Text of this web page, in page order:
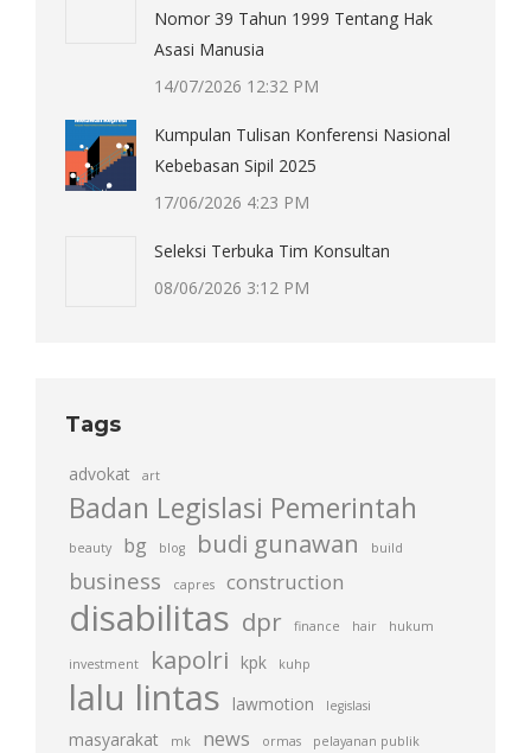
Nomor 39 Tahun 1999 Tentang Hak
Asasi Manusia
14/07/2026 12:32 PM
Kumpulan Tulisan Konferensi Nasional
Kebebasan Sipil 2025
17/06/2026 4:23 PM
Seleksi Terbuka Tim Konsultan
08/06/2026 3:12 PM
Tags
advokat art
Badan Legislasi Pemerintah
beauty bg blog budi gunawan build
business capres construction
disabilitas dpr finance hair hukum
investment kapolri kpk kuhp
lalu lintas lawmotion legislasi
masyarakat mk news ormas pelayanan publik